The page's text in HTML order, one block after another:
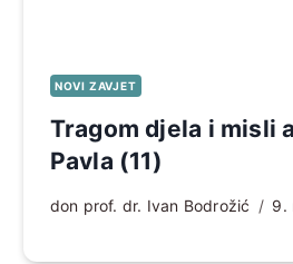
NOVI ZAVJET
Tragom djela i misli
Pavla (11)
don prof. dr. Ivan Bodrožić 9.